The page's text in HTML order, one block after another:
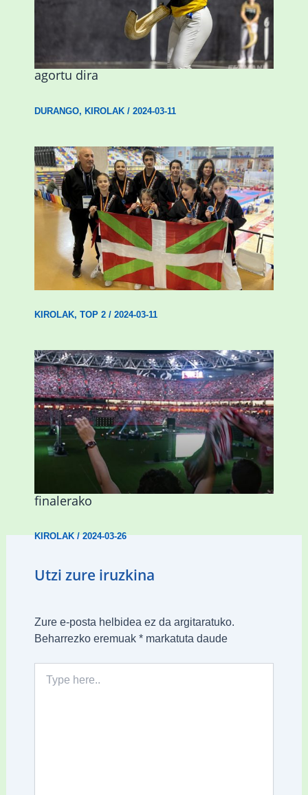
Astelehenean Durangon jokatuko den
emakumezkoen zesta finaleko sarrerak
agortu dira
DURANGO, KIROLAK/ 2024-03-11
Wadokan garaile Espainiako txapelketan
14 dominarekin
KIROLAK, TOP 2/ 2024-03-11
Abadiñok eta Ermuak ere pantaila
erraldoiak jarriko dituzte Kopako
finalerako
KIROLAK/2024-03-26
Utzi zure iruzkina
Zure e-posta helbidea ez da argitaratuko.
Beharrezko eremuak *markatuta daude
here..